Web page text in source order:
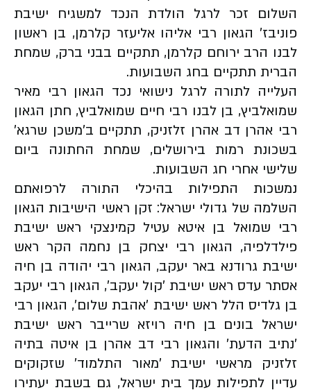
השלום זכר לרגל הולדת הנכד למשגיח ישיבת
פוניבז' הגאון רבי אליהו אליעזר קלרמן, בן ראשון
לבנו הרב ירוחם קלרמן, תתקיים בבני ברק, שמחת
הברית תתקיים בחג השבועות.
העלייה לתורה לרגל נישואי נכד הגאון רבי מאיר
שמואלביץ, בן לבנו רבי חיים שמואלביץ, חתן הגאון
רבי אהרן דב אהרן זלזניק, תתקיים ב'משכן שרגא'
בשכונת רמות בירושלים, שמחת החתונה ביום
שלישי אחרי חג השבועות.
נמשכות התפילות בהיכלי התורה לרפואתם
השלמה של גדולי ישראל: זקן ראשי הישיבות הגאון
רבי שמואל בן איטא עטיל קמינצקי ראש ישיבת
פילדלפיה, הגאון רבי יצחק בן נחמה הקר ראש
ישיבת גרודנא באר יעקב, הגאון רבי יהודה בן חיה
אסתר עדס ראש ישיבת 'קול יעקב', הגאון רבי יעקב
בן גלדיס הלל ראש ישיבת 'אהבת שלום', הגאון רבי
ישראל בונים בן חיה רויזא שרייבר ראש ישיבת
'נתיב הדעת' והגאון רבי דב אהרן בן איטה בתיה
זלזניק מראשי ישיבת 'מאור התלמוד' שזקוקים
עדיין לתפילות עמך בית ישראל, גם בשבת יעתירו